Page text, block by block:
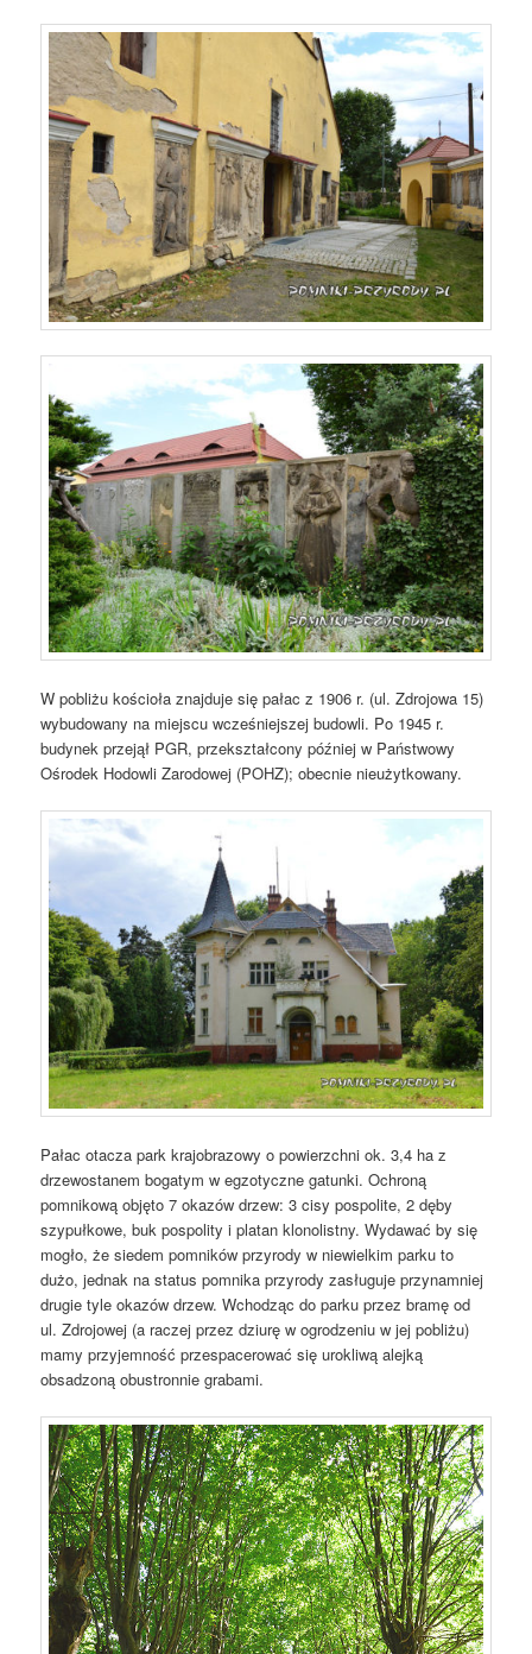
W pobliżu kościoła znajduje się pałac z 1906 r. (ul. Zdrojowa 15)
wybudowany na miejscu wcześniejszej budowli. Po 1945 r.
budynek przejął PGR, przekształcony później w Państwowy
Ośrodek Hodowli Zarodowej (POHZ); obecnie nieużytkowany.
Pałac otacza park krajobrazowy o powierzchni ok. 3,4 ha z
drzewostanem bogatym w egzotyczne gatunki. Ochroną
pomnikową objęto 7 okazów drzew: 3 cisy pospolite, 2 dęby
szypułkowe, buk pospolity i platan klonolistny. Wydawać by się
mogło, że siedem pomników przyrody w niewielkim parku to
dużo, jednak na status pomnika przyrody zasługuje przynamniej
drugie tyle okazów drzew. Wchodząc do parku przez bramę od
ul. Zdrojowej (a raczej przez dziurę w ogrodzeniu w jej pobliżu)
mamy przyjemność przespacerować się urokliwą alejką
obsadzoną obustronnie grabami.